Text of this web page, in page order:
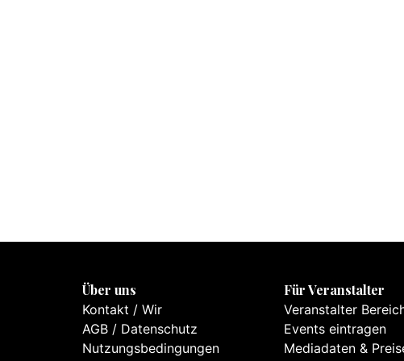
Über uns
Kontakt / Wir
AGB / Datenschutz
Nutzungsbedingungen
Für Veranstalter
Veranstalter
Events eintragen
Mediadaten &